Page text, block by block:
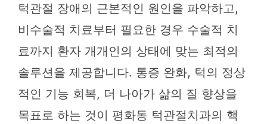
턱관절 장애의 근본적인 원인을 파악하고,
비수술적 치료부터 필요한 경우 수술적 치
료까지 환자 개개인의 상태에 맞는 최적의
솔루션을 제공합니다. 통증 완화, 턱의 정상
적인 기능 회복, 더 나아가 삶의 질 향상을
목표로 하는 것이 평화동 턱관절치과의 핵